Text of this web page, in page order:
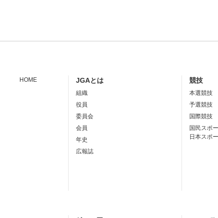
HOME JGAとは
組織
役員
委員会
会員
年史
広報誌
競技
本選競技
予選競技
国際競技
国民スポ
日本スポ